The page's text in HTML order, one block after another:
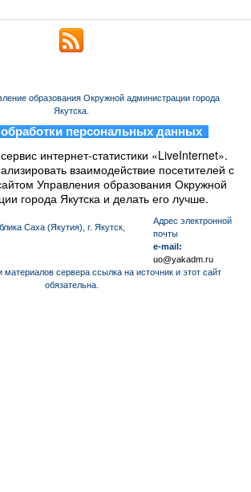
образования Окружной администрации города
Якутска.
обработки персональных данных
интернет-статистики «LiveInternet».
взаимодействие посетителей с
Управления образования Окружной
города Якутска и делать его лучше.
Саха (Якутия), г. Якутск,
Aдрес электронной
почты
e-mail:
uo@yakadm.ru
материалов сервера ссылка на источник и этот сайт
обязательна.